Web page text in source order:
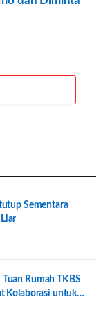
Sementara
Tuan Rumah TKBS
Kolaborasi untuk